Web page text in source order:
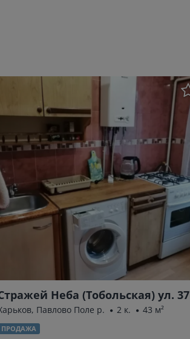
Неба (Тобольская) ул. 37
Павлово Поле р. 2 к. 43 м²
ПРОДАЖА